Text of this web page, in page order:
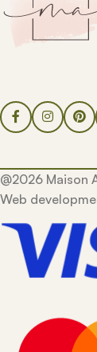
@2026 Maison
Web